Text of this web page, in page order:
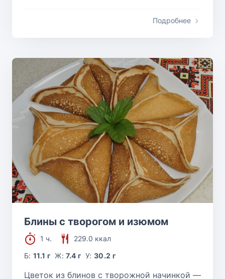
Подробнее
Блины с творогом и изюмом
1 ч.
229.0 ккал
Б:11.1 г Ж:7.4 г У:30.2 г
Цветок из блинов с творожной начинкой —